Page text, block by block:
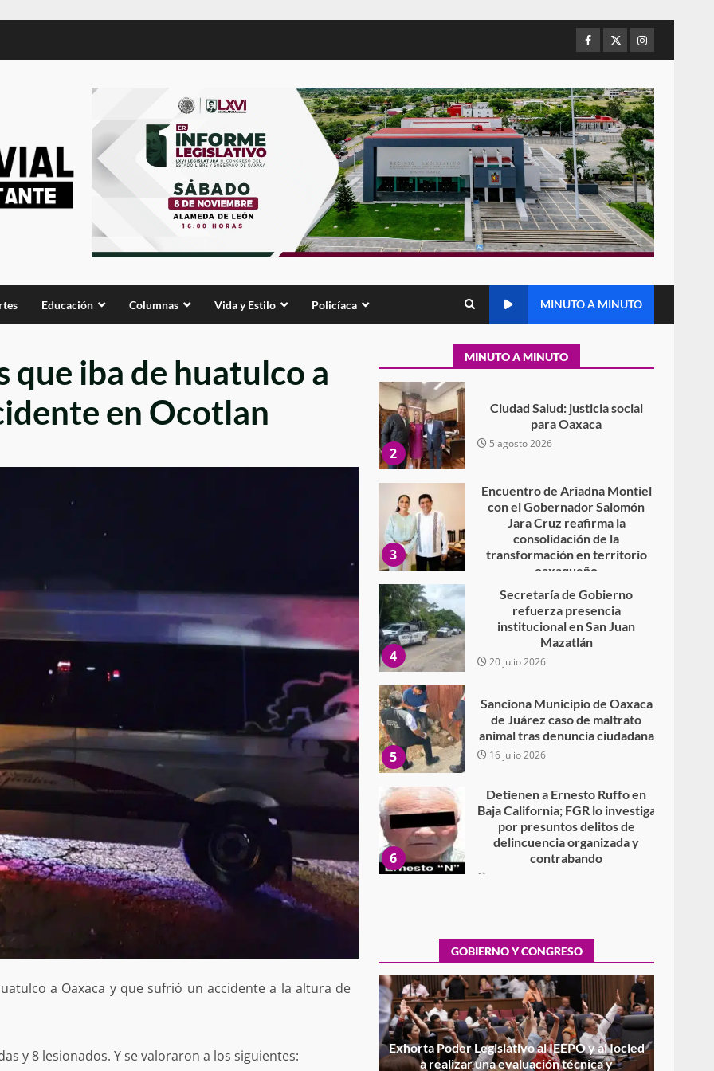
Facebook
TwitterInstagram
Educación Columnas Vida y Estilo Policíaca MINUTO A MINUTO
que iba de huatulco a
en Ocotlan
a Oaxaca y que sufrió un accidente a la altura de
y 8 lesionados. Y se valoraron a los siguientes:
MINUTO A MINUTO
animal tras denuncia ciudadana
6
Detienen a Ernesto Ruffo en
Baja California; FGR lo investiga
por presuntos delitos de
delincuencia organizada y
contrabando
16 julio 2026
7
Sin paso carretera Oaxaca-
Cuacnopalan
26 junio 2026
Exhorta Poder Legislativo al
IEEPO y al Iocied a realizar una
instalaciones de la Escuela
Secundaria General Moisés
5 agosto 2026
2
Ciudad Salud: justicia social
para Oaxaca
5 agosto 2026
3
Encuentro de Ariadna Montiel
con el Gobernador Salomón
Jara Cruz reafirma la
consolidación de la
transformación en territorio
oaxaqueño
30 julio 2026
4
Secretaría de Gobierno
refuerza presencia
institucional en San Juan
Mazatlán
20 julio 2026
5
Sanciona Municipio de Oaxaca
de Juárez caso de maltrato
animal tras denuncia ciudadana
16 julio 2026
6
Detienen a Ernesto Ruffo en
Baja California; FGR lo investiga
por presuntos delitos de
delincuencia organizada y
contrabando
7
26 junio 2026
1
Exhorta Poder Legislativo al
IEEPO y al Iocied a realizar una
evaluación técnica y
estructural integral de las
instalaciones de la Escuela
GOBIERNO Y CONGRESO
Exhorta Poder Legislativo al IEEPO y al Iocied
a realizar una evaluación técnica y